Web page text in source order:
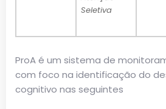
Seletiva
ProA é um sistema de
com foco na identificação do
cognitivo nas seguintes